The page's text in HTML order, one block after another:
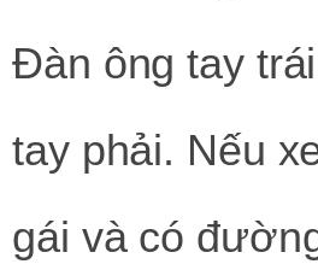
Đàn ông tay
tay phải. Nếu
gái và có